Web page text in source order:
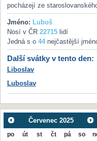
pocházejí ze staroslovanského
Jméno: Luboš
Nosí v ČR 22715lidí
Jedná s o 44nejčastější
Další svátky v tento den:
Liboslav
Luboslav
Červenec 2025
po út st čt pá so